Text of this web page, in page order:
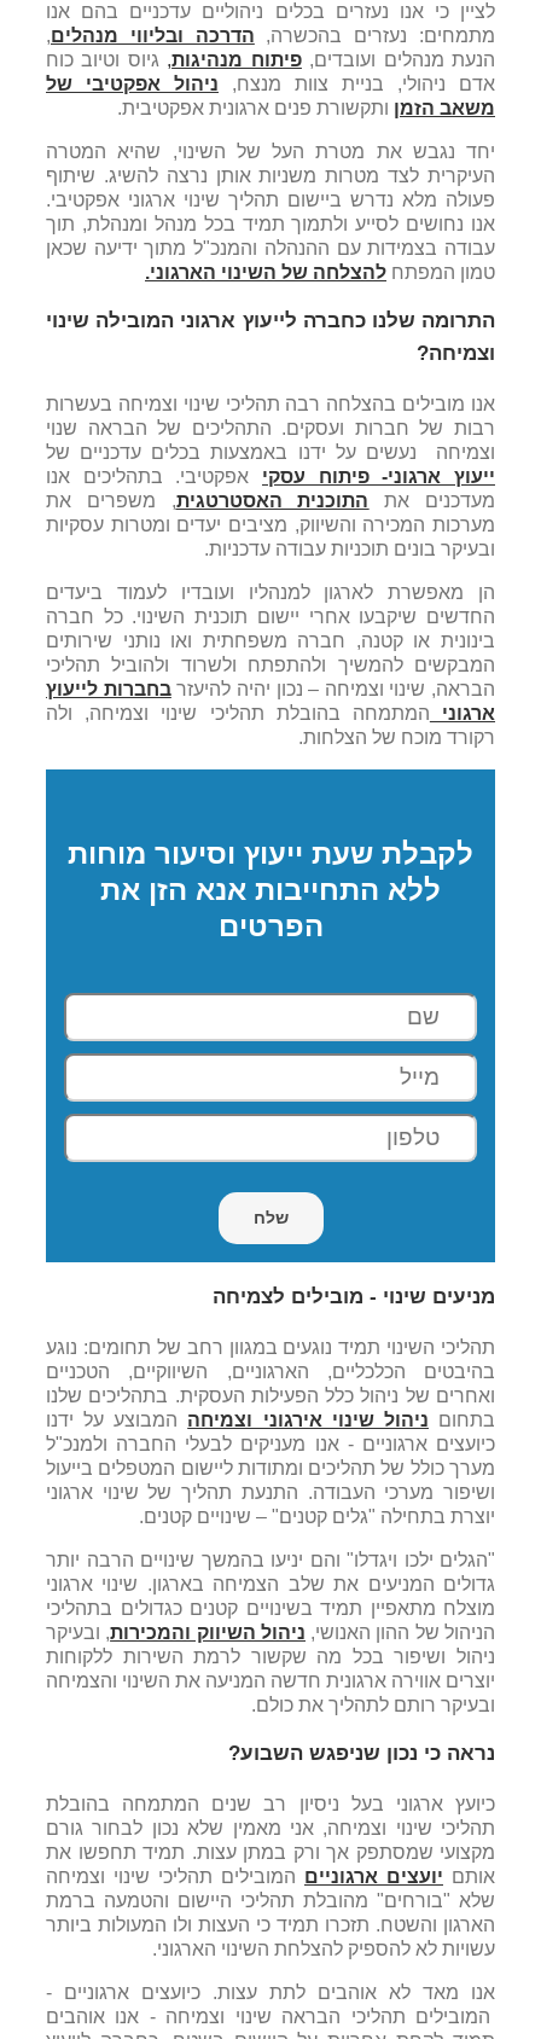
לציין כי אנו נעזרים בכלים ניהוליים עדכניים בהם אנו
מתמחים: נעזרים בהכשרה, הדרכה ובליווי מנהלים,
הנעת מנהלים ועובדים,פיתוח מנהיגות, גיוס וטיוב כוח
אדם ניהולי, בניית צוות מנצח, ניהול אפקטיבי של
משאב הזמן ותקשורת פנים ארגונית אפקטיבית.
יחד נגבש את מטרת העל של השינוי, שהיא המטרה
העיקרית לצד מטרות משניות אותן נרצה להשיג. שיתוף
פעולה מלא נדרש ביישום תהליך שינוי ארגוני אפקטיבי.
אנו נחושים לסייע ולתמוך תמיד בכל מנהל ומנהלת, תוך
עבודה בצמידות עם ההנהלה והמנכ"ל מתוך ידיעה שכאן
טמון המפתח להצלחה של השינוי הארגוני.
התרומה שלנו כחברה לייעוץ ארגוני המובילה שינוי
וצמיחה?
אנו מובילים בהצלחה רבה תהליכי שינוי וצמיחה בעשרות
רבות של חברות ועסקים. התהליכים של הבראה שנוי
וצמיחה נעשים על ידנו באמצעות בכלים עדכניים של
ייעוץ ארגוני- פיתוח עסקי אפקטיבי. בתהליכים אנו
מעדכנים את התוכנית האסטרטגית, משפרים את
מערכות המכירה והשיווק, מציבים יעדים ומטרות עסקיות
ובעיקר בונים תוכניות עבודה עדכניות.
הן מאפשרת לארגון למנהליו ועובדיו לעמוד ביעדים
החדשים שיקבעו אחרי יישום תוכנית השינוי. כל חברה
בינונית או קטנה, חברה משפחתית ואו נותני שירותים
המבקשים להמשיך ולהתפתח ולשרוד ולהוביל תהליכי
הבראה, שינוי וצמיחה – נכון יהיה להיעזרבחברות לייעוץ
ארגוני
המתמחה בהובלת תהליכי שינוי וצמיחה, ולה
רקורד מוכח של הצלחות.
לקבלת שעת ייעוץ וסיעור מוחות
ללא התחייבות אנא הזן את
הפרטים
מניעים שינוי - מובילים לצמיחה
תהליכי השינוי תמיד נוגעים במגוון רחב של תחומים: נוגע
בהיבטים הכלכליים, הארגוניים, השיווקיים, הטכניים
ואחרים של ניהול כלל הפעילות העסקית. בתהליכים שלנו
בתחום ניהול שינוי אירגוני וצמיחה המבוצע על ידנו
כיועצים ארגוניים - אנו מעניקים לבעלי החברה ולמנכ"ל
מערך כולל של תהליכים ומתודות ליישום המטפלים בייעול
ושיפור מערכי העבודה. התנעת תהליך של שינוי ארגוני
יוצרת בתחילה "גלים קטנים" – שינויים קטנים.
"הגלים ילכו ויגדלו" והם יניעו בהמשך שינויים הרבה יותר
גדולים המניעים את שלב הצמיחה בארגון. שינוי ארגוני
מוצלח מתאפיין תמיד בשינויים קטנים כגדולים בתהליכי
הניהול של ההון האנושי, ניהול השיווק והמכירות, ובעיקר
ניהול ושיפור בכל מה שקשור לרמת השירות ללקוחות
יוצרים אווירה ארגונית חדשה המניעה את השינוי והצמיחה
ובעיקר רותם לתהליך את כולם.
נראה כי נכון שניפגש השבוע?
כיועץ ארגוני בעל ניסיון רב שנים המתמחה בהובלת
תהליכי שינוי וצמיחה, אני מאמין שלא נכון לבחור גורם
מקצועי שמסתפק אך ורק במתן עצות. תמיד תחפשו את
אותם יועצים ארגוניים המובילים תהליכי שינוי וצמיחה
שלא "בורחים" מהובלת תהליכי היישום והטמעה ברמת
הארגון והשטח. תזכרו תמיד כי העצות ולו המעולות ביותר
עשויות לא להספיק להצלחת השינוי הארגוני.
אנו מאד לא אוהבים לתת עצות. כיועצים ארגוניים -
המובילים תהליכי הבראה שינוי וצמיחה - אנו אוהבים